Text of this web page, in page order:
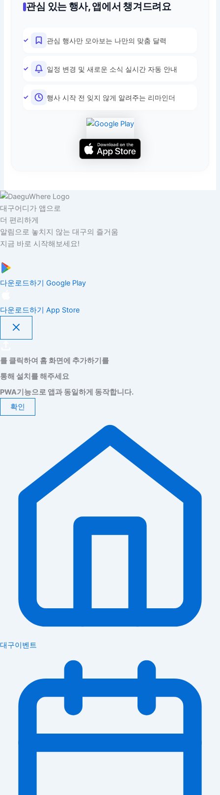
관심 있는 행사, 앱에서 챙겨드려요
관심 행사만 모아보는 나만의 맞춤 달력
일정 변경 및 새로운 소식 실시간 자동 안내
행사 시작 전 잊지 않게 알려주는 리마인더
대구어디가 앱으로
더 편리하게
알림으로 놓치지 않는 대구의 즐거움
지금 바로 시작해보세요!
다운로드하기 Google Play
다운로드하기 App Store
를 클릭하여 홈 화면에 추가하기를
통해 설치를 해주세요
PWA기능으로 앱과 동일하게 동작합니다.
확인
대구이벤트